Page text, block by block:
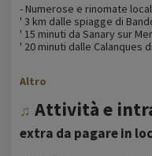
- Numerose e rinomate
' 3 km dalle spiagge di
' 15 minuti da Sanary sur
' 20 minuti dalle Calanques
Altro
♫ Attività e
extra da pagare in